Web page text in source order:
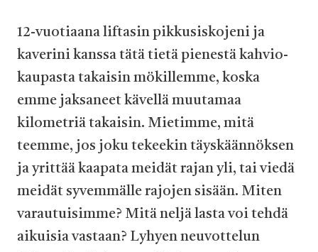
12-vuotiaana liftasin pikkusiskojeni ja
kaverini kanssa tätä tietä pienestä kahvio-
kaupasta takaisin mökillemme, koska
emme jaksaneet kävellä muutamaa
kilometriä takaisin. Mietimme, mitä
teemme, jos joku tekeekin täyskäännöksen
ja yrittää kaapata meidät rajan yli, tai viedä
meidät syvemmälle rajojen sisään. Miten
varautuisimme? Mitä neljä lasta voi tehdä
aikuisia vastaan? Lyhyen neuvottelun